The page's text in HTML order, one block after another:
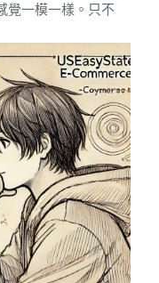
覺一模一樣。只不